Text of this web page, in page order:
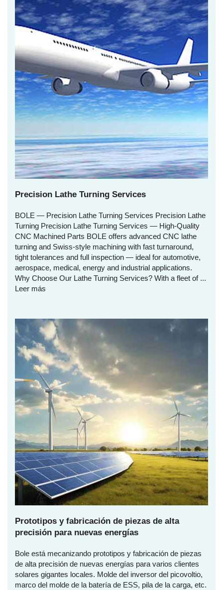
Precision Lathe Turning Services
BOLE — Precision Lathe Turning Services Precision Lathe
Turning Precision Lathe Turning Services — High‑Quality
CNC Machined Parts BOLE offers advanced CNC lathe
turning and Swiss‑style machining with fast turnaround,
tight tolerances and full inspection — ideal for automotive,
aerospace, medical, energy and industrial applications.
Why Choose Our Lathe Turning Services? With a fleet of ...
Leer más
Prototipos y fabricación de piezas de alta
precisión para nuevas energías
Bole está mecanizando prototipos y fabricación de piezas
de alta precisión de nuevas energías para varios clientes
solares gigantes locales. Molde del inversor del picovoltio,
marco del molde de la batería de ESS, pila de la carga, etc.